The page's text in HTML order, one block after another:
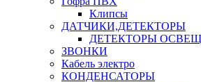
Клипсы
ДАТЧИКИ,ДЕТЕКТОРЫ
ДЕТЕКТОРЫ
ЗВОНКИ
Кабель электро
КОНДЕНСАТОРЫ